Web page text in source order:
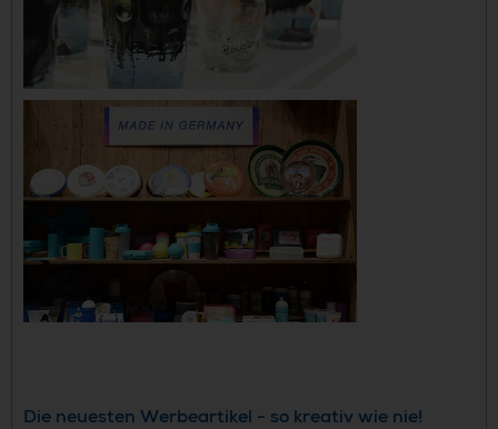
Die neuesten Werbeartikel - so kreativ wie nie!